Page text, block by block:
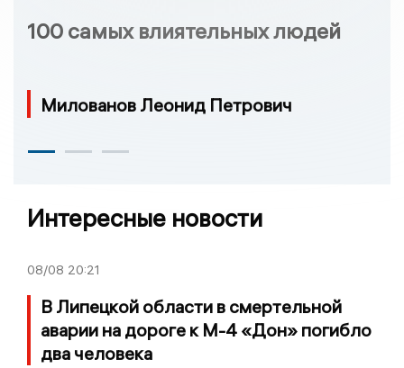
100 самых влиятельных людей
Милованов Леонид Петрович
Интересные новости
08/08 20:21
В Липецкой области в смертельной
аварии на дороге к М-4 «Дон» погибло
два человека